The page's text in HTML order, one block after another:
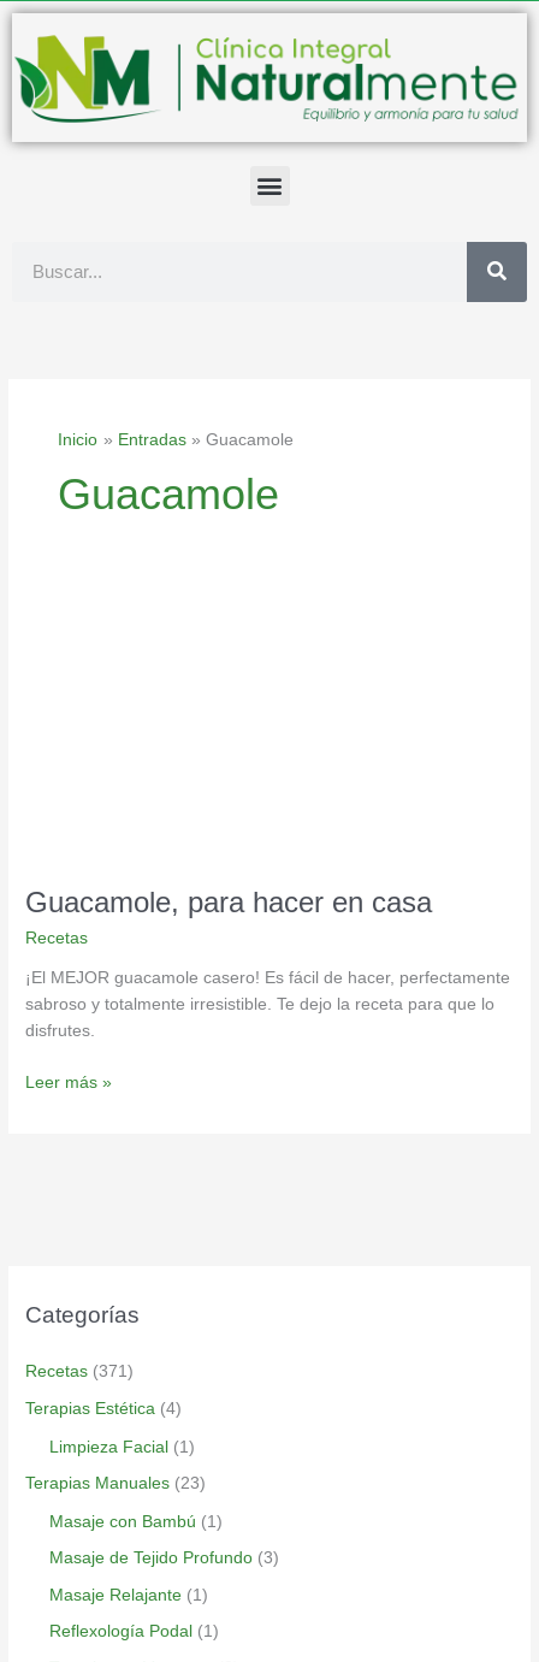
contenido
Inicio Entradas Guacamole
Guacamole
Guacamole, para hacer en casa
Recetas
¡El MEJOR guacamole casero! Es fácil de hacer, perfectamente
sabroso y totalmente irresistible. Te dejo la receta para que lo
disfrutes.
Leer más »
Categorías
Recetas (371)
Terapias Estética (4)
Limpieza Facial (1)
Terapias Manuales (23)
Masaje con Bambú (1)
Masaje de Tejido Profundo (3)
Masaje Relajante (1)
Reflexología Podal (1)